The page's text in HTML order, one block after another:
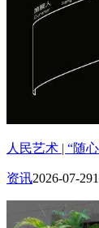
人民艺术 | “随
资讯2026-07-29